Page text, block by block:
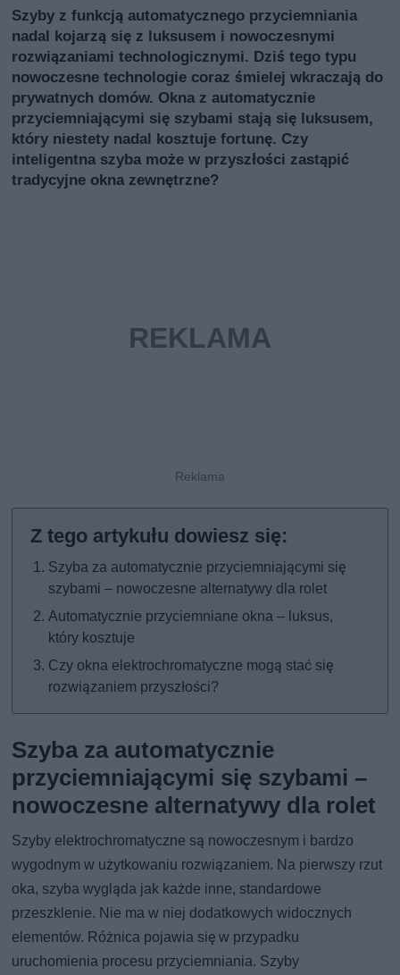
Szyby z funkcją automatycznego przyciemniania
nadal kojarzą się z luksusem i nowoczesnymi
rozwiązaniami technologicznymi. Dziś tego typu
nowoczesne technologie coraz śmielej wkraczają do
prywatnych domów. Okna z automatycznie
przyciemniającymi się szybami stają się luksusem,
który niestety nadal kosztuje fortunę. Czy
inteligentna szyba może w przyszłości zastąpić
tradycyjne okna zewnętrzne?
Szyba za automatycznie przyciemniającymi się
szybami – nowoczesne alternatywy dla rolet
Automatycznie przyciemniane okna – luksus,
który kosztuje
Czy okna elektrochromatyczne mogą stać się
rozwiązaniem przyszłości?
Szyba za automatycznie
przyciemniającymi się szybami –
nowoczesne alternatywy dla rolet
Szyby elektrochromatyczne są nowoczesnym i bardzo
wygodnym w użytkowaniu rozwiązaniem. Na pierwszy rzut
oka, szyba wygląda jak każde inne, standardowe
przeszklenie. Nie ma w niej dodatkowych widocznych
elementów. Różnica pojawia się w przypadku
uruchomienia procesu przyciemniania. Szyby